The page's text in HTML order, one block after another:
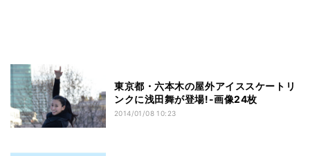
東京都・六本木の屋外アイススケートリ
ンクに浅田舞が登場!-画像24枚
2014/01/08 10:23